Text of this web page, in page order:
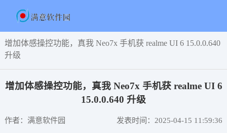
增加体感操控功能，真我 Neo7x 手机获 realme UI 6 15.0.0.640
升级
增加体感操控功能，真我 Neo7x 手机获 realme UI 6
15.0.0.640 升级
作者：满意软件园 发表时间：2025-04-15 11:59:36